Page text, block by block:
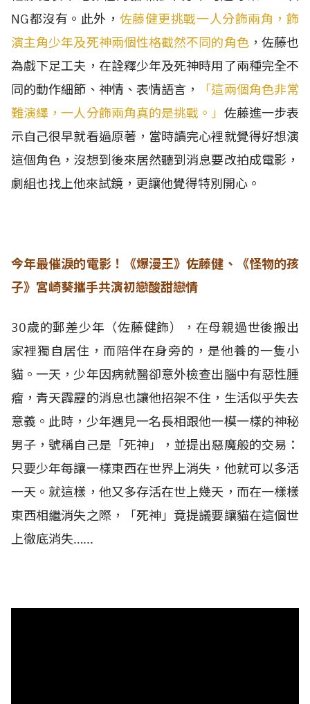
NG都沒有。此外， 佐藤健更挑戰一人分飾兩角，飾
演主角少年及死神兩個性格截然不同的角色，佐藤也
為戲下足工夫，在詮釋少年及死神時用了兩種完全不
同的動作細節、神情、表情語言，
「這兩個角色非常
難演繹，一人分飾兩角真的是挑戰。」 佐藤進一步表
示自己很早就看過原著，當時讀完心裡就覺得好想演
這個角色，沒想到後來居然聽到消息要改拍成電影，
劇組也找上他來試鏡，更讓他覺得特別開心。
今年最催淚的電影！《爆漫王》佐藤健、《怪物的孩
子》宮崎葵攜手共演初戀酸甜戀情
30歲的郵差少年（佐藤健飾），在母親過世後搬出
家裡獨自居住，而陪伴在身旁的，是他養的一隻小
貓。一天，少年因病就醫卻意外檢查出腦中有惡性腫
瘤，青天霹靂的消息也讓他招架不住，生活似乎失去
意義。此時，少年遇見一名長相跟他一模一樣的神秘
男子，號稱自己是「死神」，並提出惡魔般的交易：
只要少年每讓一樣東西在世界上消失，他就可以多活
一天。就這樣，他又多存活在世上幾天，而在一樣樣
東西相繼消失之際，「死神」竟提議要讓貓在這個世
上徹底消失…...